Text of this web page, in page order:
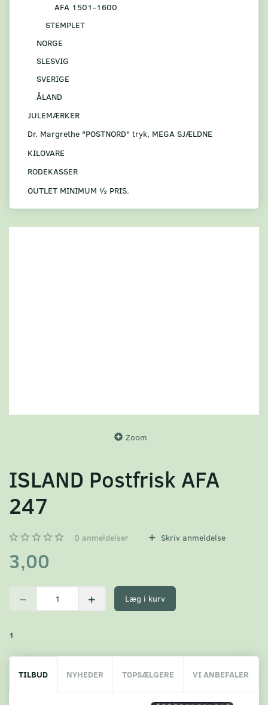
AFA 1501-1600
STEMPLET
NORGE
SLESVIG
SVERIGE
ÅLAND
JULEMÆRKER
Dr. Margrethe "POSTNORD" tryk, MEGA SJÆLDNE
KILOVARE
RODEKASSER
OUTLET MINIMUM ½ PRIS.
Zoom
ISLAND Postfrisk AFA
247
0 anmeldelser Skriv anmeldelse
3,00
Læg i kurv
1
TILBUD NYHEDER TOPSÆLGERE VI ANBEFALER